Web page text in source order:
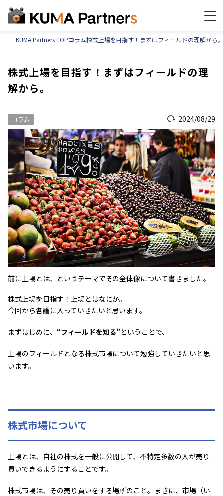
KUMA Partners TOPコラム株式上場を目指す！まずはフィールドの理解から。
株式上場を目指す！まずはフィールドの理
解から。
コラム 2024/08/29
前に上場とは、というテーマでその全体像について書きました。
株式上場を目指す！上場とはなにか。
今回から各論に入っていきたいと思います。
まずはじめに、 “フィールドを知る”ということで、
上場のフィールドとなる株式市場について勉強していきたいと思
います。
株式市場について
上場とは、自社の株式を一般に公開して、不特定多数の人が売り
買いできるようにすることです。
株式市場は、その売り買いをする場所のこと。まさに、市場（い